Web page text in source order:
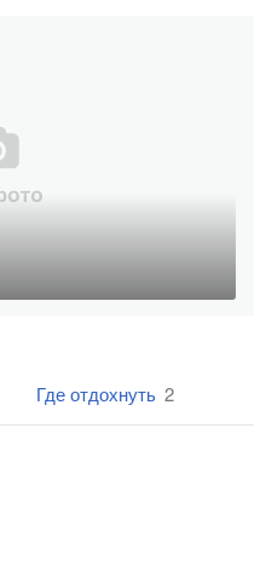
Где отдохнуть 2